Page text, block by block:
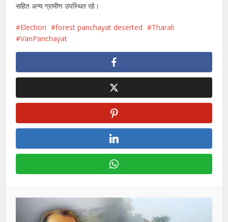
सहित अन्य ग्रामीण उपस्थित रहे।
Election forest panchayat deserted
Tharali
VanPanchayat